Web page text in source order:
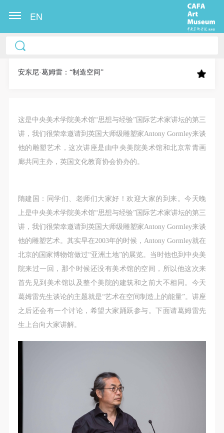
EN
安东尼·葛姆雷：“制造空间”
这是中央美术学院美术馆“思想与经验”国际艺术家讲坛的第三
讲，我们很荣幸邀请到英国大师级雕塑家Antony Gormley来谈
他的雕塑艺术，这次讲座是由中央美院美术馆和北京常青画
廊共同主办，英国文化教育协会协办的。
隋建国：同学们、老师们大家好！欢迎大家的到来。今天晚
上是中央美术学院美术馆“思想与经验”国际艺术家讲坛的第三
讲，我们很荣幸邀请到英国大师级雕塑家Antony Gormley来谈
他的雕塑艺术。其实早在2003年的时候，Antony Gormley就在
北京的国家博物馆做过“亚洲土地”的展览。当时他也到中央美
院来过一回，那个时候还没有美术馆的空间，所以他这次来
首先见到美术馆以及整个美院的建筑和之前大不相同。今天
葛姆雷先生谈论的主题就是“艺术在空间制造上的能量”。讲座
之后还会有一个讨论，希望大家踊跃参与。下面请葛姆雷先
生上台向大家讲解。
中央美术学院美术馆出版授权协议书
称“CAFAM”），愿意将本人参与中央美术学院美术馆
果（如参与工作坊创作的作品）提交中央美术学院用
作发表、出版。中央美术学院可以以电子、网络及其
它数字媒体形式公开出版，并同意编入《中国知识资
源总库》《中央美术学院资料库》《中央美术学院美
关“章程”规定享受相关权益。
中央美术学院美术馆活动安全免责协议书
第一条
本次活动公平公正、自愿参加与退出、风险与责任自
负的原则。但活动有风险，参加者应有必要的风险意
识。
第二条
参加本次活动者必须遵守中华人民共和国的相关法
律、法规，必须遵循道德和社会公德规范，并应该具
备以人为本、团结友爱、互相帮助和助人为乐的良好
品质。
能力的人，18周岁以上）未成年人必须在成年人的陪
参加活动者在此次活动期间的人身安全责任自负。鼓
中央美术学院美术馆出版授权协议书
称“CAFAM”），愿意将本人参与中央美术学院美术馆
果（如参与工作坊创作的作品）提交中央美术学院用
作发表、出版。中央美术学院可以以电子、网络及其
它数字媒体形式公开出版，并同意编入《中国知识资
源总库》《中央美术学院资料库》《中央美术学院美
关“章程”规定享受相关权益。
中央美术学院美术馆活动安全免责协议书
第一条
本次活动公平公正、自愿参加与退出、风险与责任自
负的原则。但活动有风险，参加者应有必要的风险意
识。
第二条
参加本次活动者必须遵守中华人民共和国的相关法
律、法规，必须遵循道德和社会公德规范，并应该具
备以人为本、团结友爱、互相帮助和助人为乐的良好
品质。
能力的人，18周岁以上）未成年人必须在成年人的陪
参加活动者在此次活动期间的人身安全责任自负。鼓
中央美术学院美术馆出版授权协议书
称“CAFAM”），愿意将本人参与中央美术学院美术馆
果（如参与工作坊创作的作品）提交中央美术学院用
作发表、出版。中央美术学院可以以电子、网络及其
它数字媒体形式公开出版，并同意编入《中国知识资
源总库》《中央美术学院资料库》《中央美术学院美
关“章程”规定享受相关权益。
中央美术学院美术馆活动安全免责协议书
第一条
本次活动公平公正、自愿参加与退出、风险与责任自
负的原则。但活动有风险，参加者应有必要的风险意
识。
第二条
参加本次活动者必须遵守中华人民共和国的相关法
律、法规，必须遵循道德和社会公德规范，并应该具
备以人为本、团结友爱、互相帮助和助人为乐的良好
品质。
能力的人，18周岁以上）未成年人必须在成年人的陪
参加活动者在此次活动期间的人身安全责任自负。鼓